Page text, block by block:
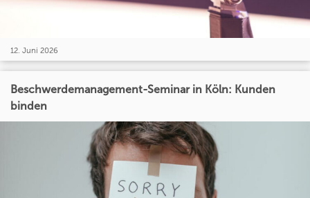
12. Juni 2026
Beschwerdemanagement-Seminar in Köln: Kunden
binden